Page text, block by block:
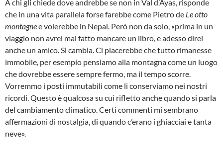
A chi gli chiede dove andrebbe se non in Val d’Ayas, risponde
che in una vita parallela forse farebbe come Pietro de Le otto
montagnee volerebbe in Nepal. Però non da solo, «prima in un
viaggio non avrei mai fatto mancare un libro, e adesso direi
anche un amico. Si cambia. Ci piacerebbe che tutto rimanesse
immobile, per esempio pensiamo alla montagna come un luogo
che dovrebbe essere sempre fermo, ma il tempo scorre.
Vorremmo i posti immutabili come li conserviamo nei nostri
ricordi. Questo è qualcosa su cui rifletto anche quando si parla
del cambiamento climatico. Certi commenti mi sembrano
affermazioni di nostalgia, di quando c’erano i ghiacciai e tanta
neve».